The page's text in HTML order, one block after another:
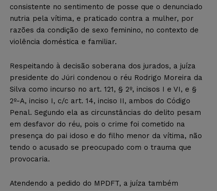
consistente no sentimento de posse que o denunciado
nutria pela vítima, e praticado contra a mulher, por
razões da condição de sexo feminino, no contexto de
violência doméstica e familiar.
Respeitando à decisão soberana dos jurados, a juíza
presidente do Júri condenou o réu Rodrigo Moreira da
Silva como incurso no art. 121, § 2º, incisos I e VI, e §
2º-A, inciso I, c/c art. 14, inciso II, ambos do Código
Penal. Segundo ela as circunstâncias do delito pesam
em desfavor do réu, pois o crime foi cometido na
presença do pai idoso e do filho menor da vítima, não
tendo o acusado se preocupado com o trauma que
provocaria.
Atendendo a pedido do MPDFT, a juíza também